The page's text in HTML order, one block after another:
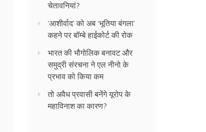
चेतावनियां?
‘आशीर्वाद’ को अब ‘भूतिया बंगला’
कहने पर बॉम्बे हाईकोर्ट की रोक
भारत की भौगोलिक बनावट और
समुद्री संरचना ने एल नीनो के
प्रभाव को किया कम
तो अवैध प्रवासी बनेंगे यूरोप के
महाविनाश का कारण?